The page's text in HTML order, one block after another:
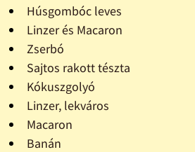
Húsgombóc leves
Linzer és Macaron
Zserbó
Sajtos rakott tészta
Kókuszgolyó
Linzer, lekváros
Macaron
Banán